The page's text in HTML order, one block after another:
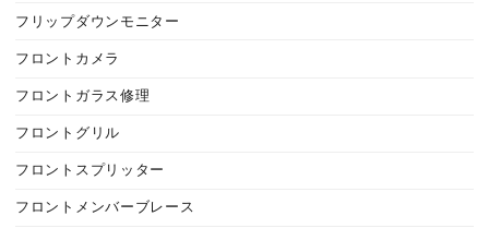
フリップダウンモニター
フロントカメラ
フロントガラス修理
フロントグリル
フロントスプリッター
フロントメンバーブレース